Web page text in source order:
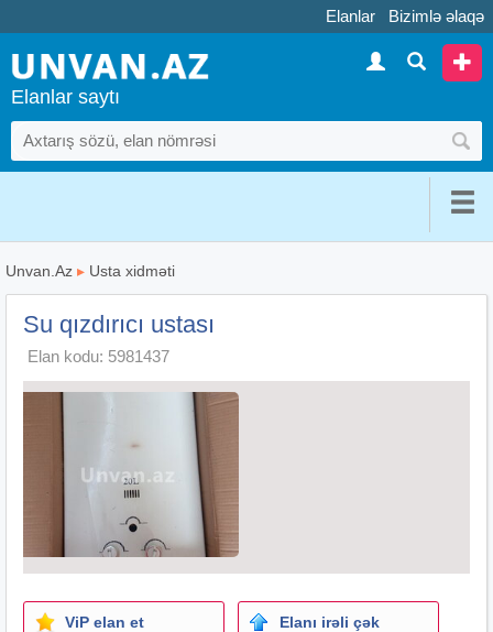
Elanlar Bizimlə əlaqə
Elanlar saytı
Unvan.Az ▸ Usta xidməti
Su qızdırıcı ustası
Elan kodu: 5981437
ViP elan et Elanı irəli çək